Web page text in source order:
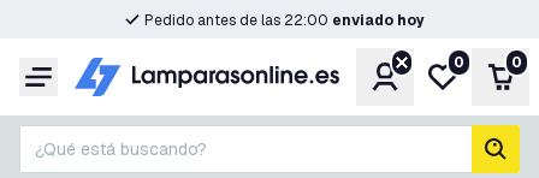
Pedido antes de las 22:00 enviado hoy
Menú CuentaMi lista de
0 0
¿Qué está buscando?